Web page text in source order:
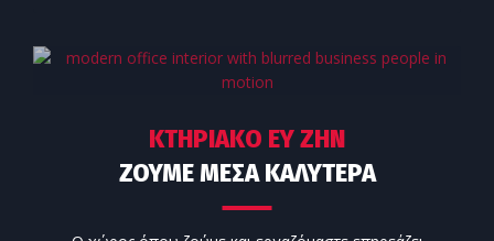
ΚΤΗΡΙΑΚΟ ΕΥ ΖΗΝ
ΖΟΥΜΕ ΜΕΣΑ ΚΑΛΥΤΕΡΑ